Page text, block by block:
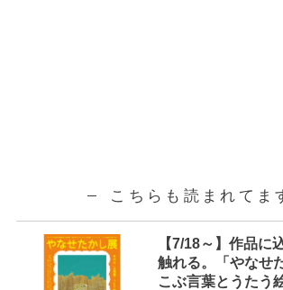
こちらも読まれてま
【7/18～】作品に
触れる。「やなせ
こぶ言葉とうたう